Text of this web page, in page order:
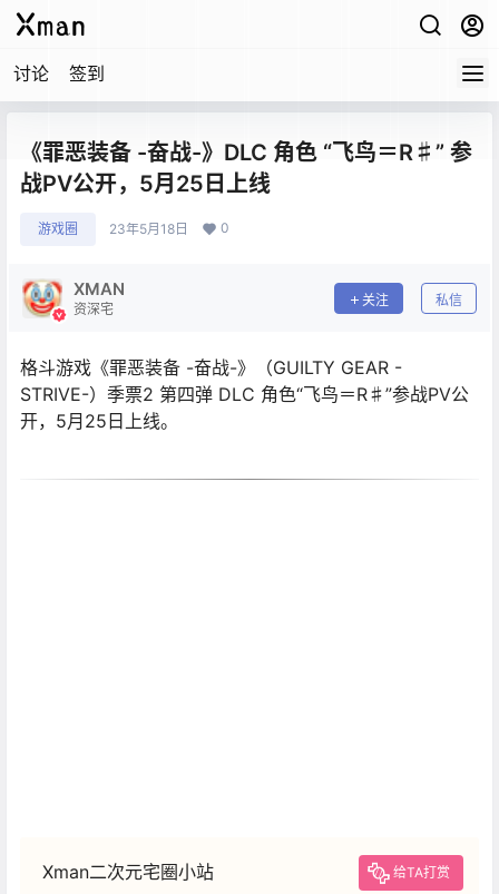
讨论 签到
《罪恶装备 -奋战-》DLC 角色 “飞鸟＝R♯” 参
战PV公开，5月25日上线
游戏圈 23年5月18日 0
XMAN
资深宅
关注 私信
格斗游戏《罪恶装备 -奋战-》（GUILTY GEAR -
STRIVE-）季票2 第四弹 DLC 角色“飞鸟＝R♯”参战PV公
开，5月25日上线。
Xman二次元宅圈小站 给TA打赏